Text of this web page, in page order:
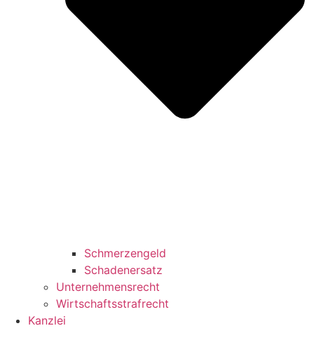
Schmerzengeld
Schadenersatz
Unternehmensrecht
Wirtschaftsstrafrecht
Kanzlei